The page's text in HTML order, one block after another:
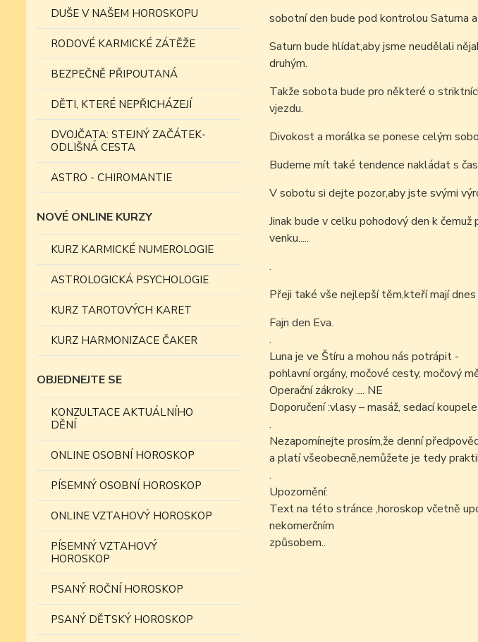
DUŠE V NAŠEM HOROSKOPU
RODOVÉ KARMICKÉ ZÁTĚŽE
BEZPEČNĚ PŘIPOUTANÁ
DĚTI, KTERÉ NEPŘICHÁZEJÍ
DVOJČATA: STEJNÝ ZAČÁTEK-
ODLIŠNÁ CESTA
ASTRO - CHIROMANTIE
NOVÉ ONLINE KURZY
KURZ KARMICKÉ NUMEROLOGIE
ASTROLOGICKÁ PSYCHOLOGIE
KURZ TAROTOVÝCH KARET
KURZ HARMONIZACE ČAKER
OBJEDNEJTE SE
KONZULTACE AKTUÁLNÍHO
DĚNÍ
ONLINE OSOBNÍ HOROSKOP
PÍSEMNÝ OSOBNÍ HOROSKOP
ONLINE VZTAHOVÝ HOROSKOP
PÍSEMNÝ VZTAHOVÝ
HOROSKOP
PSANÝ ROČNÍ HOROSKOP
PSANÝ DĚTSKÝ HOROSKOP
sobotní den bude pod kontrolou Saturna
Saturn bude hlídat,aby jsme neudělali
druhým.
Takže sobota bude pro některé o
vjezdu.
Divokost a morálka se ponese celým
Budeme mít také tendence nakládat s
V sobotu si dejte pozor,aby jste svými
Jinak bude v celku pohodový den k
venku.....
.
Přeji také vše nejlepší těm,kteří mají dnes
Fajn den Eva.
.
Luna je ve Štíru a mohou nás potrápit -
pohlavní orgány, močové cesty, močový
Operační zákroky .... NE
Doporučení :vlasy – masáž, sedací koupele
.
Nezapomínejte prosím,že denní
a platí všeobecně,nemůžete je tedy
.
Upozornění:
Text na této stránce ,horoskop včetně
nekomerčním
způsobem..